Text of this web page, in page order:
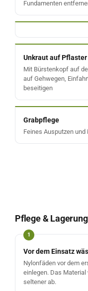
Fundamenten
Unkraut auf
Mit Bürstenkopf auf
auf Gehwegen,
beseitigen
Grabpflege
Feines Ausputzen
Pflege & Lagerung
Vor dem Einsatz
Nylonfäden vor dem
einlegen. Das
seltener ab.